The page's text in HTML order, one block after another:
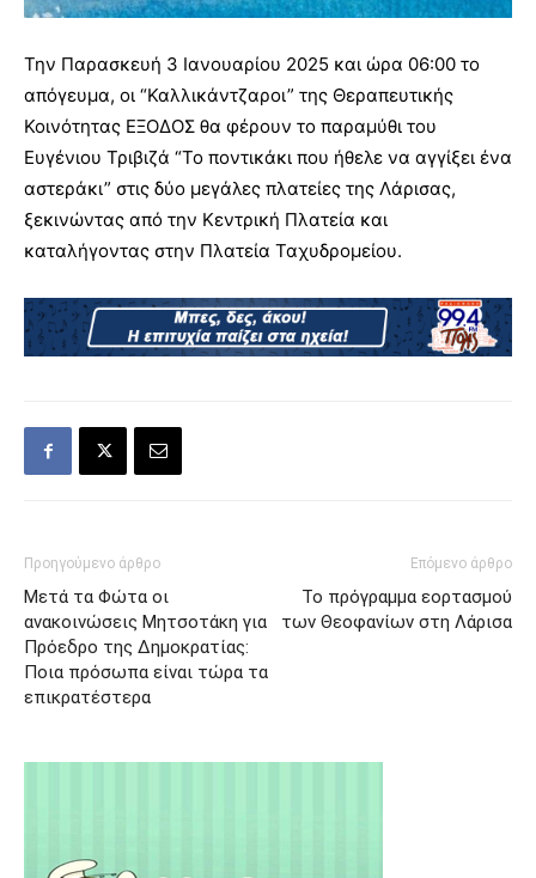
Την Παρασκευή 3 Ιανουαρίου 2025 και ώρα 06:00 το
απόγευμα, οι “Καλλικάντζαροι” της Θεραπευτικής
Κοινότητας ΕΞΟΔΟΣ θα φέρουν το παραμύθι του
Ευγένιου Τριβιζά “Το ποντικάκι που ήθελε να αγγίξει ένα
αστεράκι” στις δύο μεγάλες πλατείες της Λάρισας,
ξεκινώντας από την Κεντρική Πλατεία και
καταλήγοντας στην Πλατεία Ταχυδρομείου.
Προηγούμενο άρθρο
Μετά τα Φώτα οι
ανακοινώσεις Μητσοτάκη για
Πρόεδρο της Δημοκρατίας:
Ποια πρόσωπα είναι τώρα τα
επικρατέστερα
Επόμενο άρθρο
Το πρόγραμμα εορτασμού
των Θεοφανίων στη Λάρισα